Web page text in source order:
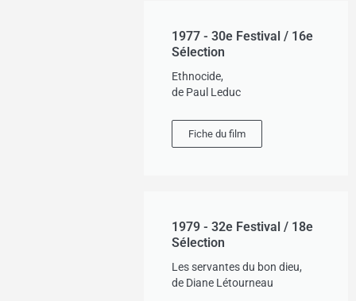
1977 - 30e Festival / 16e
Sélection
Ethnocide,
de Paul Leduc
Fiche du film
1979 - 32e Festival / 18e
Sélection
Les servantes du bon dieu,
de Diane Létourneau